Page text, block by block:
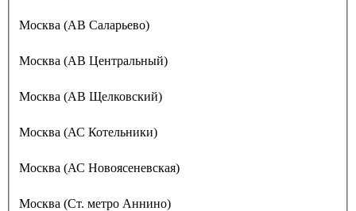
Москва (АВ Саларьево)
Москва (АВ Центральный)
Москва (АВ Щелковский)
Москва (АС Котельники)
Москва (АС Новоясеневская)
Москва (Ст. метро Аннино)